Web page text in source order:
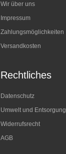
Wir über uns
Impressum
Zahlungsmöglichkeiten
Versandkosten
Rechtliches
Datenschutz
Umwelt und Entsorgung
Widerrufsrecht
AGB